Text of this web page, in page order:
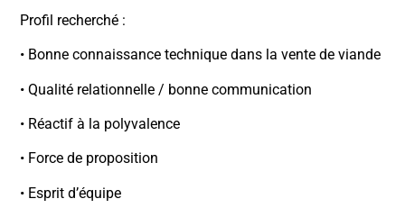
Profil recherché :
• Bonne connaissance technique dans la vente de viande
• Qualité relationnelle / bonne communication
• Réactif à la polyvalence
• Force de proposition
• Esprit d’équipe